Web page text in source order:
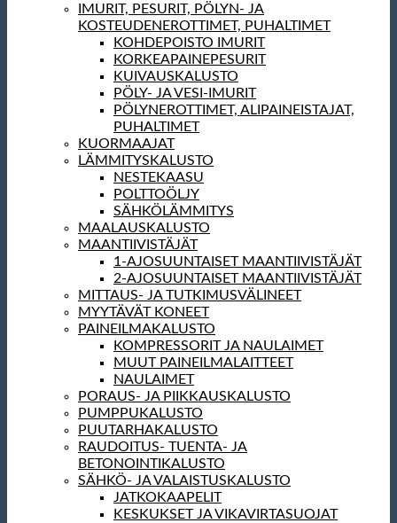
IMURIT, PESURIT, PÖLYN- JA
KOSTEUDENEROTTIMET, PUHALTIMET
KOHDEPOISTO IMURIT
KORKEAPAINEPESURIT
KUIVAUSKALUSTO
PÖLY- JA VESI-IMURIT
PÖLYNEROTTIMET, ALIPAINEISTAJAT,
PUHALTIMET
KUORMAAJAT
LÄMMITYSKALUSTO
NESTEKAASU
POLTTOÖLJY
SÄHKÖLÄMMITYS
MAALAUSKALUSTO
MAANTIIVISTÄJÄT
1-AJOSUUNTAISET MAANTIIVISTÄJÄT
2-AJOSUUNTAISET MAANTIIVISTÄJÄT
MITTAUS- JA TUTKIMUSVÄLINEET
MYYTÄVÄT KONEET
PAINEILMAKALUSTO
KOMPRESSORIT JA NAULAIMET
MUUT PAINEILMALAITTEET
NAULAIMET
PORAUS- JA PIIKKAUSKALUSTO
PUMPPUKALUSTO
PUUTARHAKALUSTO
RAUDOITUS- TUENTA- JA
BETONOINTIKALUSTO
SÄHKÖ- JA VALAISTUSKALUSTO
JATKOKAAPELIT
KESKUKSET JA VIKAVIRTASUOJAT